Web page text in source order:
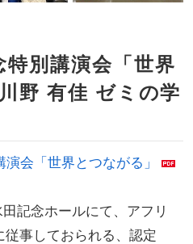
特別講演会「世界
野 有佳 ゼミの学
会「世界とつながる」
記念ホールにて、アフリ
事しておられる、認定